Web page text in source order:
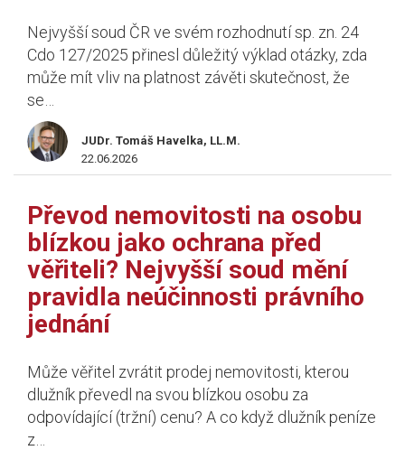
Nejvyšší soud ČR ve svém rozhodnutí sp. zn. 24
Cdo 127/2025 přinesl důležitý výklad otázky, zda
může mít vliv na platnost závěti skutečnost, že
se…
JUDr. Tomáš Havelka, LL.M.
22.06.2026
Převod nemovitosti na osobu
blízkou jako ochrana před
věřiteli? Nejvyšší soud mění
pravidla neúčinnosti právního
jednání
Může věřitel zvrátit prodej nemovitosti, kterou
dlužník převedl na svou blízkou osobu za
odpovídající (tržní) cenu? A co když dlužník peníze
z…